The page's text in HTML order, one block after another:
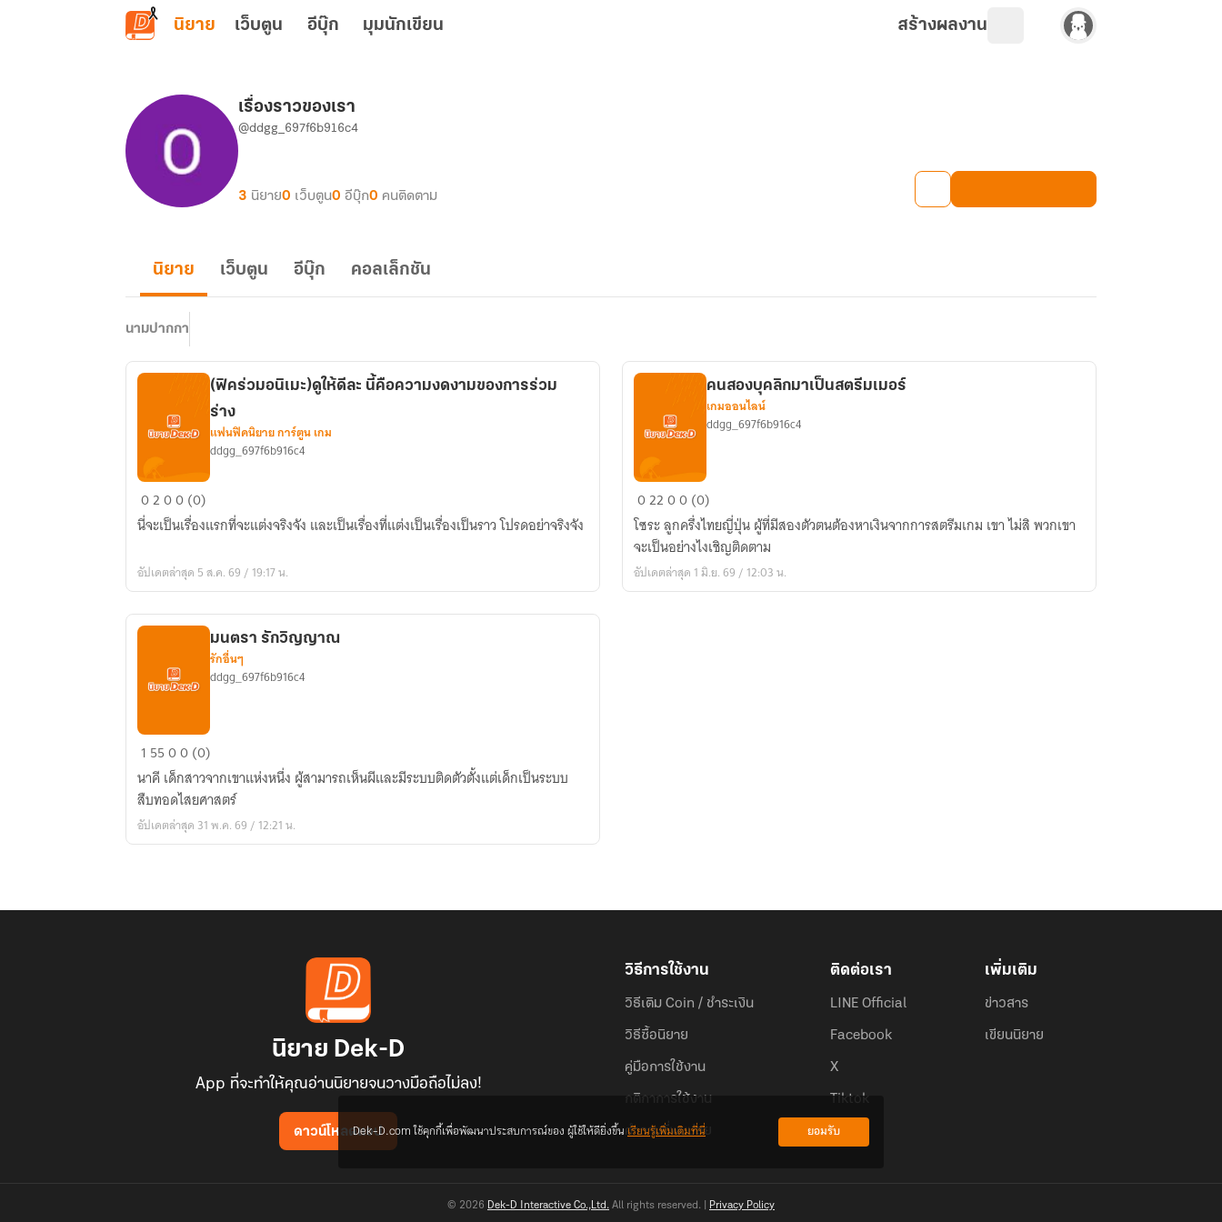
ข้ามไปยังเนื้อหาหลัก
นิยาย เว็บตูน อีบุ๊ก มุมนักเขียน สร้างผลงาน
เรื่องราวของเรา
@ddgg_697f6b916c4
3 นิยาย0 เว็บตูน0 อีบุ๊ก0 คนติดตาม
นิยาย เว็บตูน อีบุ๊ก คอลเล็กชัน
นามปากกา
(ฟิค
ร่วม
อ
เมะ)ดู
ดีละ
ความ
ของ
การ
ร่วม
ร่าง
(ฟิคร่วมอนิเมะ)ดูให้ดีละ นี้คือความงดงามของการร่วม
ร่าง
แฟนฟิคนิยาย การ์ตูน เกม
ddgg_697f6b916c4
0200 (0)
นี่จะเป็นเรื่องแรกที่จะแต่งจริงจัง และเป็นเรื่องที่แต่งเป็นเรื่องเป็นราว โปรดอย่าจริงจัง
อัปเดตล่าสุด 5 ส.ค. 69 / 19:17 น.
คน
สอง
บุคลิก
มา
เป็น
คนสองบุคลิกมาเป็นสตรีมเมอร์
เกมออนไลน์
ddgg_697f6b916c4
02200 (0)
โซระ ลูกครึ่งไทยญี่ปุ่น ผู้ที่มีสองตัวตนต้องหาเงินจากการสตรีมเกม เขา ไม่สิ พวกเขา
จะเป็นอย่างไงเชิญติดตาม
อัปเดตล่าสุด 1 มิ.ย. 69 / 12:03 น.
มน
ตรา
รัก
วิญญาณ
มนตรา รักวิญญาณ
รักอื่นๆ
ddgg_697f6b916c4
1 5500 (0)
นาคี เด็กสาวจากเขาแห่งหนึ่ง ผู้สามารถเห็นผีและมีระบบติดตัวตั้งแต่เด็กเป็นระบบ
สืบทอดไสยศาสตร์
อัปเดตล่าสุด 31 พ.ค. 69 / 12:21 น.
นิยาย Dek-D
App ที่จะทำให้คุณอ่านนิยายจนวางมือถือไม่ลง!
ดาวน์โหลดแอป
วิธีการใช้งาน
วิธีเติม Coin / ชำระเงิน
วิธีซื้อนิยาย
คู่มือการใช้งาน
กติกาการใช้งาน
คำถามที่พบบ่อย
ติดต่อเรา
LINE Official
Facebook
X
Tiktok
เพิ่มเติม
ข่าวสาร
เขียนนิยาย
© 2026 Dek-D Interactive Co.,Ltd. All rights reserved. | Privacy Policy
Dek-D.com ใช้คุกกี้เพื่อพัฒนาประสบการณ์ของ ผู้ใช้ให้ดียิ่งขึ้นเรียนรู้เพิ่มเติมที่นี่ ยอมรับ